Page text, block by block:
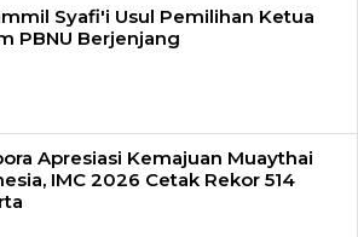
Syafi'i Usul Pemilihan Ketua
PBNU Berjenjang
Apresiasi Kemajuan Muaythai
IMC 2026 Cetak Rekor 514